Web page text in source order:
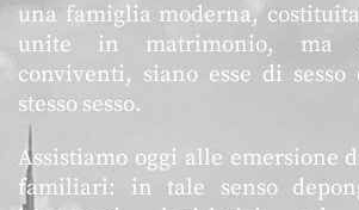
una famiglia moderna,
unite in matrimonio, ma
conviventi, siano esse di
stesso sesso.
Assistiamo oggi alle emersione
familiari: in tale senso